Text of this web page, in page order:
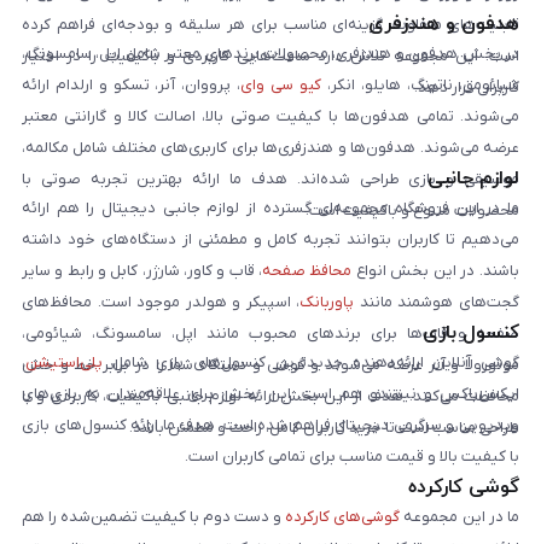
قابلیت‌های متفاوت، گزینه‌ای مناسب برای هر سلیقه و بودجه‌ای فراهم کرده
است. این مجموعه تلاش دارد ساعت‌هایی کاربردی و باکیفیت را در اختیار
کاربران قرار دهد.
هدفون و هندزفری
در بخش هدفون و هندزفری، محصولات برندهای معتبر شامل اپل، سامسونگ،
شیائومی، ناتینگ، هایلو، انکر، کیو سی وای، پرووان، آنر، تسکو و ارلدام ارائه
می‌شوند. تمامی هدفون‌ها با کیفیت صوتی بالا، اصالت کالا و گارانتی معتبر
عرضه می‌شوند. هدفون‌ها و هندزفری‌ها برای کاربری‌های مختلف شامل مکالمه،
موسیقی و بازی طراحی شده‌اند. هدف ما ارائه بهترین تجربه صوتی با
محصولات متنوع و باکیفیت است.
لوازم جانبی
ما در این فروشگاه مجموعه‌ای گسترده از لوازم جانبی دیجیتال را هم ارائه
می‌دهیم تا کاربران بتوانند تجربه کامل و مطمئنی از دستگاه‌های خود داشته
باشند. در این بخش انواع محافظ صفحه، قاب و کاور، شارژر، کابل و رابط و سایر
گجت‌های هوشمند مانند پاوربانک، اسپیکر و هولدر موجود است. محافظ‌های
صفحه و قاب‌ها برای برندهای محبوب مانند اپل، سامسونگ، شیائومی،
موتورولا و آنر عرضه می‌شوند و گوشی و دستگاه شما را در برابر خط و خش
محافظت می‌کنند. هدف از این بخش ارائه لوازم جانبی باکیفیت، کاربردی و با
طراحی مناسب است تا خرید کاربران کامل، راحت و مطمئن باشد.
کنسول بازی
گوشی آنلاین ارائه‌دهنده جدیدترین کنسول‌های بازی شامل پلی‌استیشن،
ایکس‌باکس و نینتندو هم است. این بخش برای علاقه‌مندان به بازی‌های
ویدیویی و سرگرمی دیجیتال فراهم شده است. هدف ما ارائه کنسول‌های بازی
با کیفیت بالا و قیمت مناسب برای تمامی کاربران است.
گوشی کارکرده
ما در این مجموعه گوشی‌های کارکرده و دست دوم با کیفیت تضمین‌شده را هم